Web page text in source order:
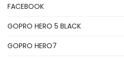
FACEBOOK
GOPRO HERO 5 BLACK
GOPRO HERO7